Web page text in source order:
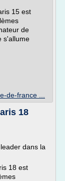
15 est
de
s'allume
de-france ...
18
dans la
18 est